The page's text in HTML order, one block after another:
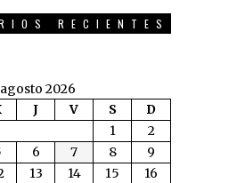
RECIENTES
agosto 2026
J V S
D
1
2
6 7 8
9
13 14 15
16